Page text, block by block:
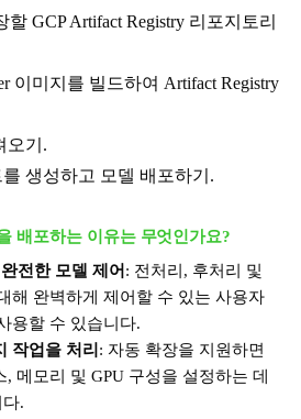
GCP Artifact Registry 리포지토리
이미지를 빌드하여 Artifact Registry
오기.
생성하고 모델 배포하기.
배포하는 이유는 무엇인가요?
전한 모델 제어 : 전처리, 후처리 및
해 완벽하게 제어할 수 있는 사용자
용할 수 있습니다.
작업을 처리 : 자동 확장을 지원하면
메모리 및 GPU 구성을 설정하는 데
.